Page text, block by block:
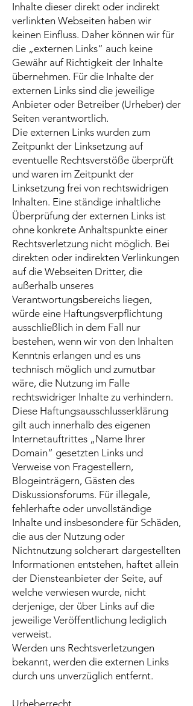
Inhalte dieser direkt oder indirekt
verlinkten Webseiten haben wir
keinen Einfluss. Daher können wir für
die „externen Links“ auch keine
Gewähr auf Richtigkeit der Inhalte
übernehmen. Für die Inhalte der
externen Links sind die jeweilige
Anbieter oder Betreiber (Urheber) der
Seiten verantwortlich.
Die externen Links wurden zum
Zeitpunkt der Linksetzung auf
eventuelle Rechtsverstöße überprüft
und waren im Zeitpunkt der
Linksetzung frei von rechtswidrigen
Inhalten. Eine ständige inhaltliche
Überprüfung der externen Links ist
ohne konkrete Anhaltspunkte einer
Rechtsverletzung nicht möglich. Bei
direkten oder indirekten Verlinkungen
auf die Webseiten Dritter, die
außerhalb unseres
Verantwortungsbereichs liegen,
würde eine Haftungsverpflichtung
ausschließlich in dem Fall nur
bestehen, wenn wir von den Inhalten
Kenntnis erlangen und es uns
technisch möglich und zumutbar
wäre, die Nutzung im Falle
rechtswidriger Inhalte zu verhindern.
Diese Haftungsausschlusserklärung
gilt auch innerhalb des eigenen
Internetauftrittes „Name Ihrer
Domain“ gesetzten Links und
Verweise von Fragestellern,
Blogeinträgern, Gästen des
Diskussionsforums. Für illegale,
fehlerhafte oder unvollständige
Inhalte und insbesondere für Schäden,
die aus der Nutzung oder
Nichtnutzung solcherart dargestellten
Informationen entstehen, haftet allein
der Diensteanbieter der Seite, auf
welche verwiesen wurde, nicht
derjenige, der über Links auf die
jeweilige Veröffentlichung lediglich
verweist.
Werden uns Rechtsverletzungen
bekannt, werden die externen Links
durch uns unverzüglich entfernt.
Urheberrecht